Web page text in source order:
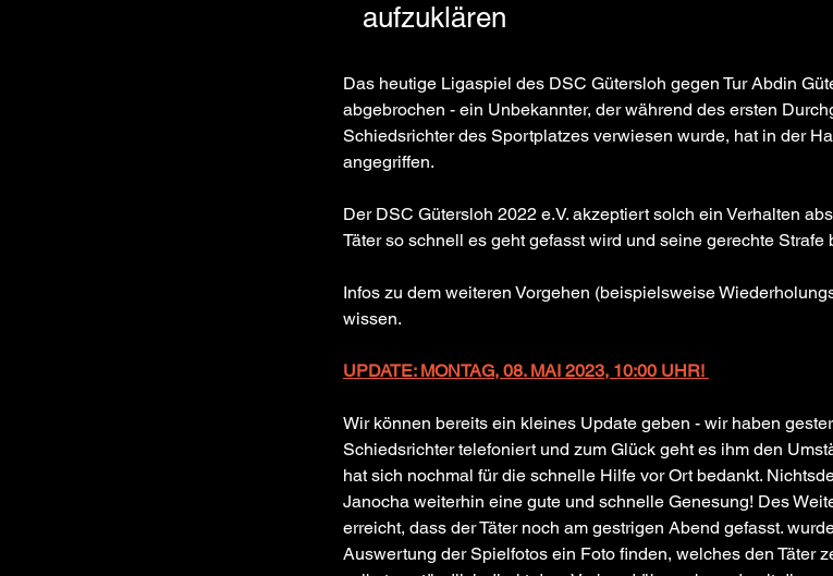
aufzuklären
Das heutige Ligaspiel des DSC Gütersloh gegen Tur Abdin
abgebrochen - ein Unbekannter, der während des ersten
Schiedsrichter des Sportplatzes verwiesen wurde, hat in der
angegriffen.
Der DSC Gütersloh 2022 e.V. akzeptiert solch ein Verhalten
Täter so schnell es geht gefasst wird und seine gerechte Strafe
Infos zu dem weiteren Vorgehen (beispielsweise
wissen.
UPDATE: MONTAG, 08. MAI 2023, 10:00 UHR!
Wir können bereits ein kleines Update geben - wir haben
Schiedsrichter telefoniert und zum Glück geht es ihm den
hat sich nochmal für die schnelle Hilfe vor Ort bedankt.
Janocha weiterhin eine gute und schnelle Genesung! Des
erreicht, dass der Täter noch am gestrigen Abend gefasst.
Auswertung der Spielfotos ein Foto finden, welches den Täter